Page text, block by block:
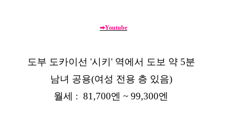
➡Youtube
도부 도카이선 '시키' 역에서 도보 약 5분
남녀 공용(여성 전용 층 있음)
월세 : 81,700엔 ~ 99,300엔